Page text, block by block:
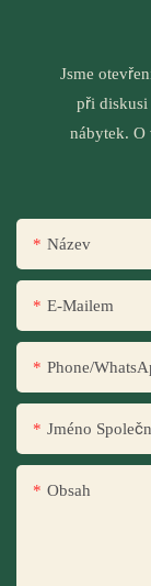
Jsme
při diskusi
nábytek. O
Název
E-Mailem
Phone/
Jméno
Obsah